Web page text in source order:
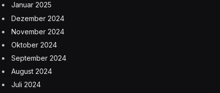
Januar 2025
Dezember 2024
November 2024
Oktober 2024
September 2024
August 2024
Juli 2024